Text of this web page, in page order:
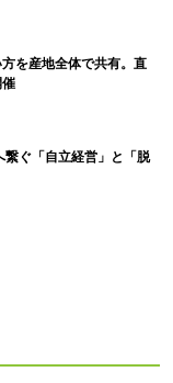
を産地全体で共有。直
繋ぐ「自立経営」と「脱